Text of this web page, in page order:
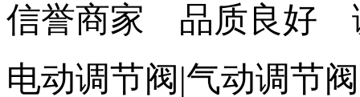
信誉商家 品质良好
电动调节阀|气动调节